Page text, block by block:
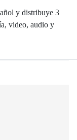
y distribuye 3
video, audio y